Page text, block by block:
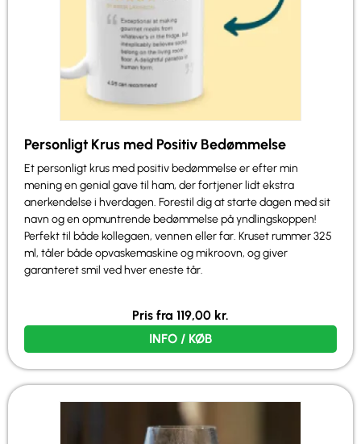
Personligt Krus med Positiv Bedømmelse
Et personligt krus med positiv bedømmelse er efter min
mening en genial gave til ham, der fortjener lidt ekstra
anerkendelse i hverdagen. Forestil dig at starte dagen med sit
navn og en opmuntrende bedømmelse på yndlingskoppen!
Perfekt til både kollegaen, vennen eller far. Kruset rummer 325
ml, tåler både opvaskemaskine og mikroovn, og giver
garanteret smil ved hver eneste tår.
Pris fra 119,00 kr.
INFO / KØB